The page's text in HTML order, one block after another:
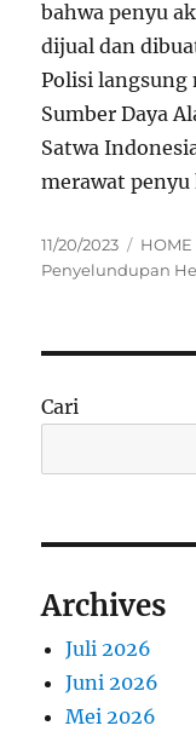
bahwa penyu
dijual dan
Polisi langsung
Sumber Daya
Satwa
merawat
Posted
on
11/20/2023 HOME
Penyelundupan
Cari
Archives
Juli 2026
Juni 2026
Mei 2026